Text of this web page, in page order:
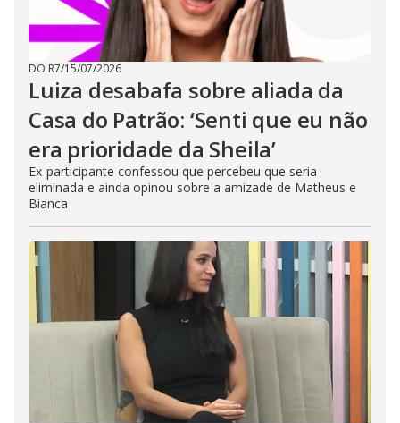
DO R7/15/07/2026
Luiza desabafa sobre aliada da
Casa do Patrão: ‘Senti que eu não
era prioridade da Sheila’
Ex-participante confessou que percebeu que seria
eliminada e ainda opinou sobre a amizade de Matheus e
Bianca